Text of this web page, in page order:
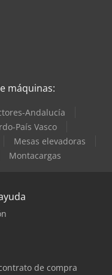
máquinas:
Andalucía
País Vasco
Mesas elevadoras
Montacargas
de compra